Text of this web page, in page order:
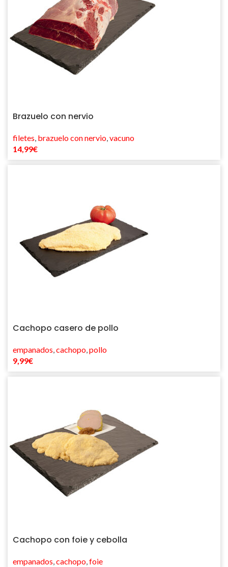
Brazuelo con nervio
filetes, brazuelo con nervio,vacuno
14,99€
Cachopo casero de pollo
empanados,cachopo,pollo
9,99€
Cachopo con foie y cebolla
empanados,cachopo,foie